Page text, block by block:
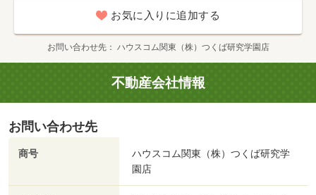
お気に入りに追加する
お問い合わせ先 ハウスコム関東（株）つくば研究学園店
不動産会社情報
お問い合わせ先
商号
ハウスコム関東（株）つくば研究学
園店